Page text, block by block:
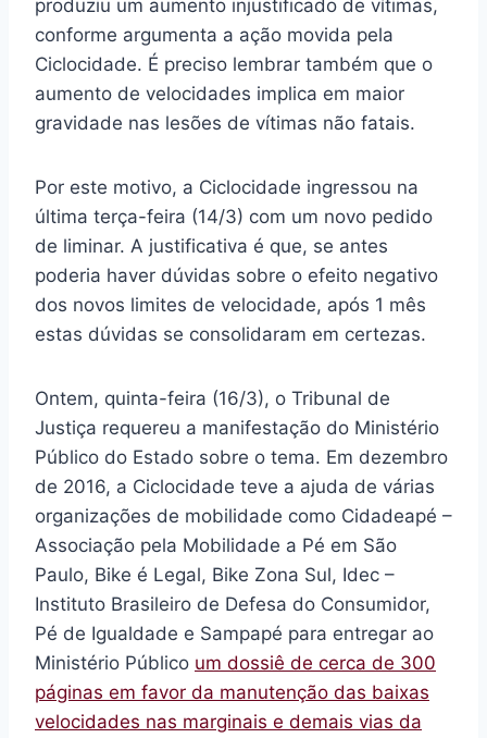
produziu um aumento injustificado de vítimas,
conforme argumenta a ação movida pela
Ciclocidade. É preciso lembrar também que o
aumento de velocidades implica em maior
gravidade nas lesões de vítimas não fatais.
Por este motivo, a Ciclocidade ingressou na
última terça-feira (14/3) com um novo pedido
de liminar. A justificativa é que, se antes
poderia haver dúvidas sobre o efeito negativo
dos novos limites de velocidade, após 1 mês
estas dúvidas se consolidaram em certezas.
Ontem, quinta-feira (16/3), o Tribunal de
Justiça requereu a manifestação do Ministério
Público do Estado sobre o tema. Em dezembro
de 2016, a Ciclocidade teve a ajuda de várias
organizações de mobilidade como Cidadeapé –
Associação pela Mobilidade a Pé em São
Paulo, Bike é Legal, Bike Zona Sul, Idec –
Instituto Brasileiro de Defesa do Consumidor,
Pé de Igualdade e Sampapé para entregar ao
Ministério Público um dossiê de cerca de 300
páginas em favor da manutenção das baixas
velocidades nas marginais e demais vias da